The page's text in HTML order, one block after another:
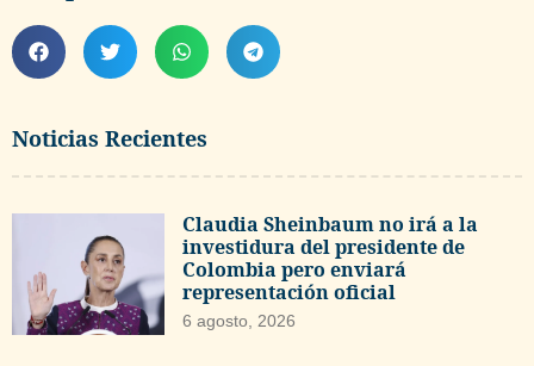
Noticias Recientes
Claudia Sheinbaum no irá a la
investidura del presidente de
Colombia pero enviará
representación oficial
6 agosto, 2026